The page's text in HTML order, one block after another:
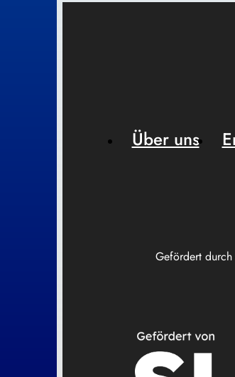
Gefördert durch
Über uns